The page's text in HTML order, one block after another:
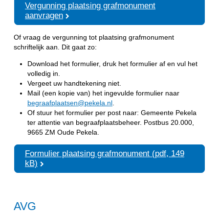
Vergunning plaatsing grafmonument
aanvragen
Of vraag de vergunning tot plaatsing grafmonument
schriftelijk aan. Dit gaat zo:
Download het formulier, druk het formulier af en vul het
volledig in.
Vergeet uw handtekening niet.
Mail (een kopie van) het ingevulde formulier naar
begraafplaatsen@pekela.nl.
Of stuur het formulier per post naar: Gemeente Pekela
ter attentie van begraafplaatsbeheer. Postbus 20.000,
9665 ZM Oude Pekela.
Formulier plaatsing grafmonument (pdf, 149
kB)
AVG